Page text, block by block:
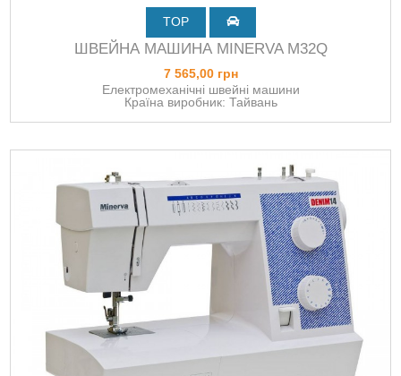
TOP
ШВЕЙНА МАШИНА MINERVA M32Q
7 565,00 грн
Електромеханічні швейні машини
Країна виробник: Тайвань